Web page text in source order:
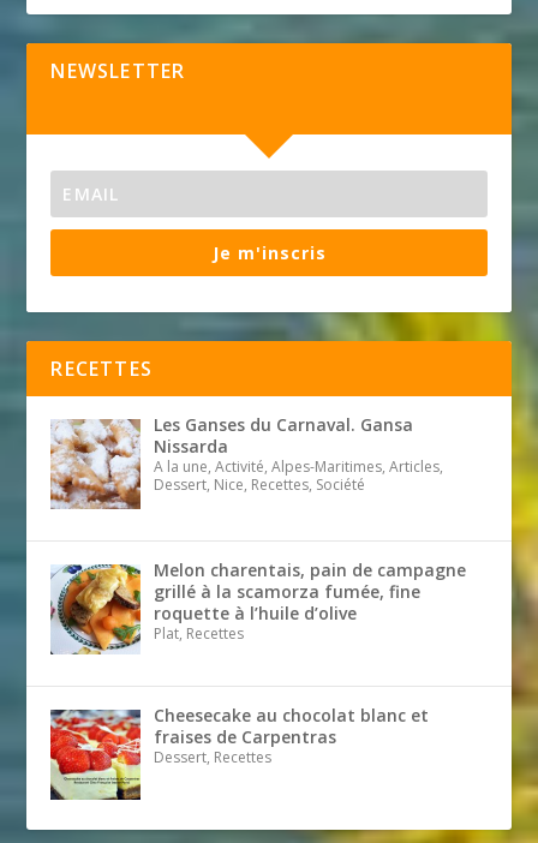
NEWSLETTER
Je m'inscris
RECETTES
Les Ganses du Carnaval. Gansa
Nissarda
A la une, Activité, Alpes-Maritimes, Articles,
Dessert, Nice, Recettes, Société
Melon charentais, pain de campagne
grillé à la scamorza fumée, fine
roquette à l’huile d’olive
Plat, Recettes
Cheesecake au chocolat blanc et
fraises de Carpentras
Dessert, Recettes